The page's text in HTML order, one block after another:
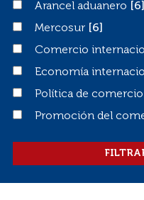
Arancel aduanero
Arancel aduanero
[6]
Mercosur
Mercosur
[6]
Comercio internacional
Comercio
Economía internacional
Economía
Política de comercio
Política de
Promoción del
Promoción del